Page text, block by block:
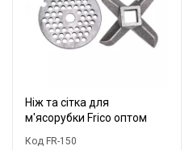
Ніж та сітка для
м'ясорубки Frico оптом
Код FR-150